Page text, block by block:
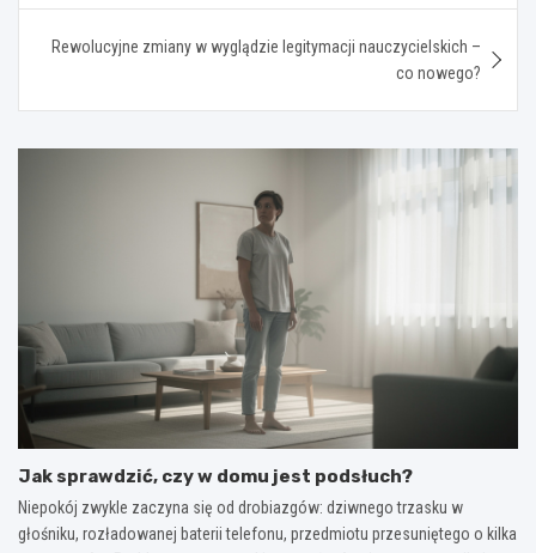
Rewolucyjne zmiany w wyglądzie legitymacji nauczycielskich –
co nowego?
Jak sprawdzić, czy w domu jest podsłuch?
Niepokój zwykle zaczyna się od drobiazgów: dziwnego trzasku w
głośniku, rozładowanej baterii telefonu, przedmiotu przesuniętego o kilka